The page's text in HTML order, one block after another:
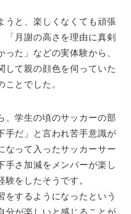
うと、楽しくなくても頑張
「月謝の高さを理由に真剣
った」などの実体験から、
して親の顔色を伺っていた
ことでした。
、学生の頃のサッカーの部
手だ」と言われ苦手意識が
なって入ったサッカーサー
手さ加減をメンバーが楽し
験をしたそうです。
をするようになったという
分が楽しいと感じることが